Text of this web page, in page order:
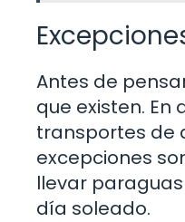
Antes de
que existen.
transportes de
excepciones
llevar
día soleado.